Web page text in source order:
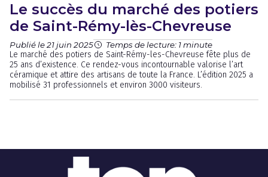
Le succès du marché des potiers
de Saint-Rémy-lès-Chevreuse
Publié le 21 juin 2025 Temps de lecture: 1 minute
Le marché des potiers de Saint-Rémy-les-Chevreuse fête plus de
25 ans d’existence. Ce rendez-vous incontournable valorise l’art
céramique et attire des artisans de toute la France. L’édition 2025 a
mobilisé 31 professionnels et environ 3000 visiteurs.